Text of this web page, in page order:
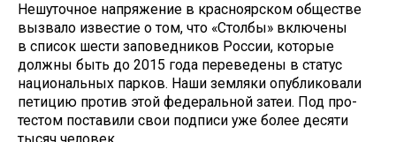
Нешуточное напряжение в красноярском обществе
вызвало известие о том, что «Столбы» включены
в список шести заповедников России, ко­торые
должны быть до 2015 года переведены в статус
националь­ных парков. Наши земляки опуб­ликовали
петицию против этой федеральной затеи. Под про­
тестом поставили свои подписи уже более десяти